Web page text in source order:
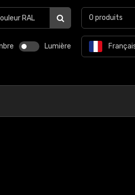
Lumière
0 produits